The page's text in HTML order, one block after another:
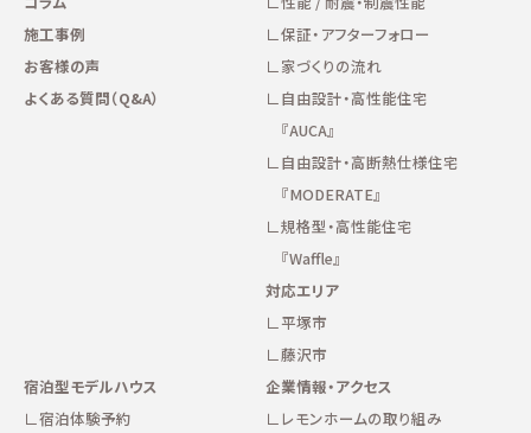
施工事例
お客様の声
よくある質問（Q&A）
保証・アフターフォロー
家づくりの流れ
自由設計・高性能住宅
『AUCA』
自由設計・高断熱仕様住宅
『MODERATE』
規格型・高性能住宅
『Waffle』
対応エリア
平塚市
藤沢市
宿泊型モデルハウス
宿泊体験予約
企業情報・アクセス
レモンホームの取り組み